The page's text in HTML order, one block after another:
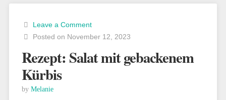
Leave a Comment
Posted on November 12, 2023
Rezept: Salat mit gebackenem
Kürbis
by Melanie